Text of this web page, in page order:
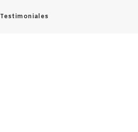
Testimoniales